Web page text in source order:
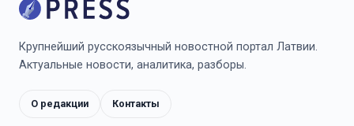
Крупнейший русскоязычный новостной портал Латвии.
Актуальные новости, аналитика, разборы.
О редакции Контакты